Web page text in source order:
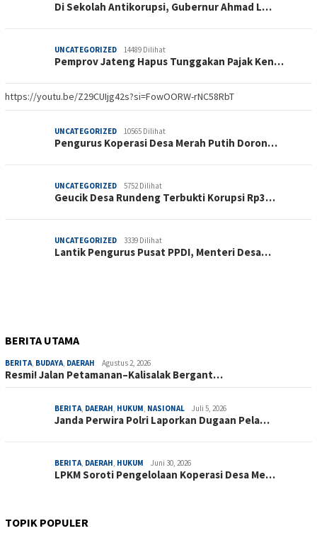
Di Sekolah Antikorupsi, Gubernur Ahmad L…
UNCATEGORIZED 14489 Dilihat
Pemprov Jateng Hapus Tunggakan Pajak Ken…
https://youtu.be/Z29CUIjg42s?si=FowOORW-rNC58RbT
UNCATEGORIZED 10565 Dilihat
Pengurus Koperasi Desa Merah Putih Doron…
UNCATEGORIZED 5752 Dilihat
Geucik Desa Rundeng Terbukti Korupsi Rp3…
UNCATEGORIZED 3339 Dilihat
Lantik Pengurus Pusat PPDI, Menteri Desa…
BERITA UTAMA
BERITA, BUDAYA, DAERAH Agustus 2, 2026
Resmi! Jalan Petamanan–Kalisalak Bergant…
BERITA, DAERAH, HUKUM, NASIONAL Juli 5, 2026
Janda Perwira Polri Laporkan Dugaan Pela…
BERITA, DAERAH, HUKUM Juni 30, 2026
LPKM Soroti Pengelolaan Koperasi Desa Me…
TOPIK POPULER